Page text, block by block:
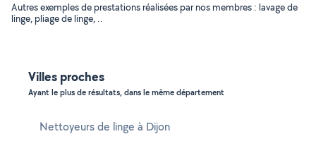
Autres exemples de prestations réalisées par nos membres : lavage de
linge, pliage de linge, ..
Villes proches
Ayant le plus de résultats, dans le même département
Nettoyeurs de linge à Dijon